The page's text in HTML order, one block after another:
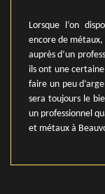
Lorsque l’on
encore de métaux,
auprès d’un
ils ont une
faire un peu
sera toujours le
un professionnel
et métaux à